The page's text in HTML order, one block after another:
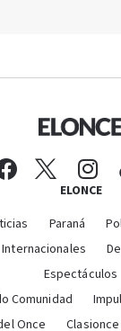
ELONCE
Paraná
Internacionales
Espectáculos
Comunidad
Once
Clasionce